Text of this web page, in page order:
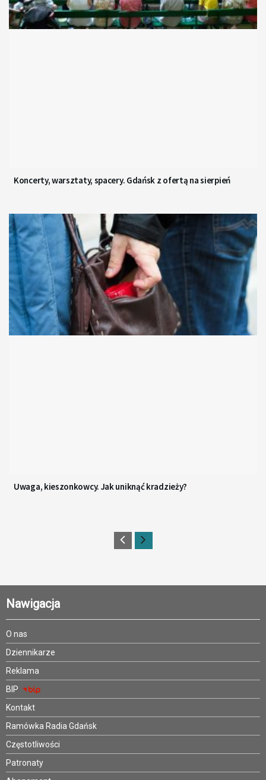
Koncerty, warsztaty, spacery. Gdańsk z ofertą na sierpień
Uwaga, kieszonkowcy. Jak uniknąć kradzieży?
Nawigacja
O nas
Dziennikarze
Reklama
BIP
Kontakt
Ramówka Radia Gdańsk
Częstotliwości
Patronaty